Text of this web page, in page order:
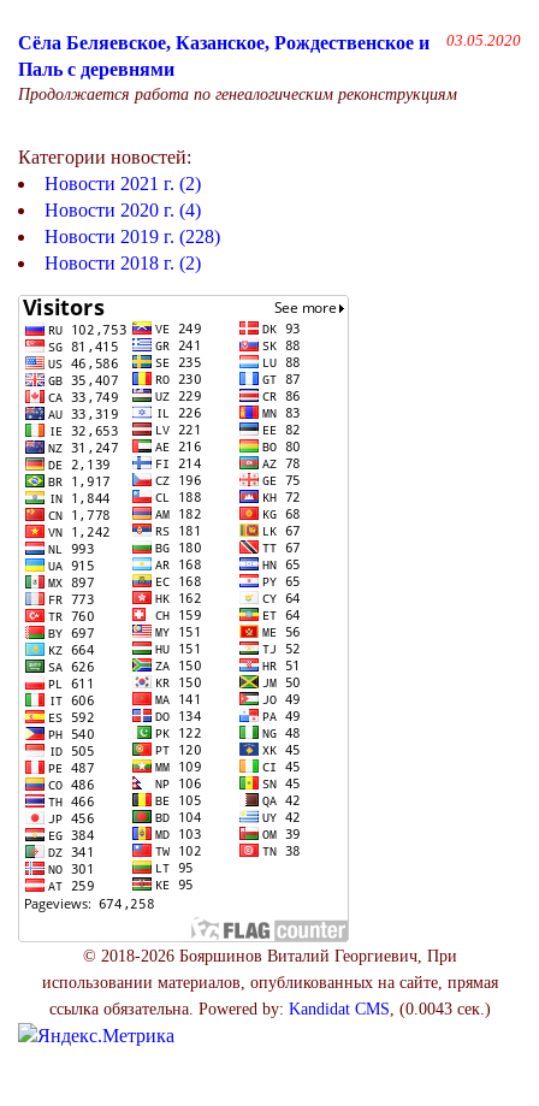
03.05.2020
Сёла Беляевское, Казанское, Рождественское и
Паль с деревнями
Продолжается работа по генеалогическим реконструкциям
Категории новостей:
Новости 2021 г. (2)
Новости 2020 г. (4)
Новости 2019 г. (228)
Новости 2018 г. (2)
© 2018-2026 Бояршинов Виталий Георгиевич, При
использовании материалов, опубликованных на сайте, прямая
ссылка обязательна. Powered by: Kandidat CMS, (0.0043 сек.)